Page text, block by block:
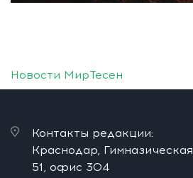
Новости МирТесен
Контакты редакции:
Краснодар, Гимназическая
51, офис 304